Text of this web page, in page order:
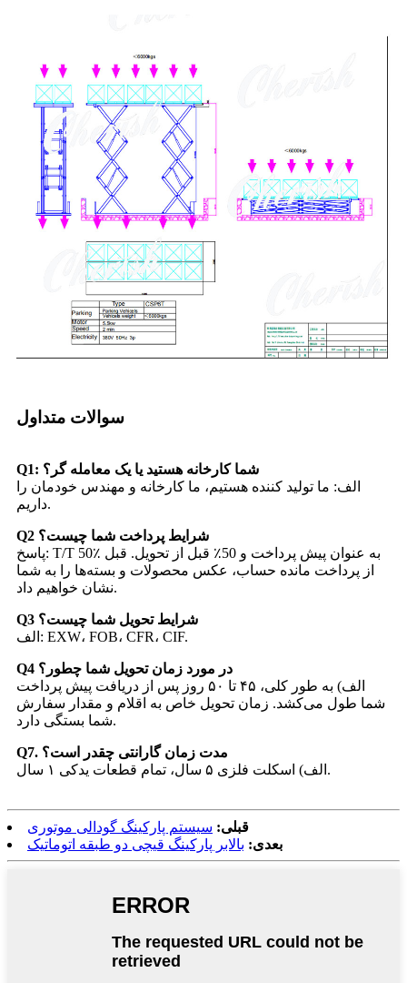
سوالات متداول
Q1: شما کارخانه هستید یا یک معامله گر؟
الف: ما تولید کننده هستیم، ما کارخانه و مهندس خودمان را
داریم.
Q2 شرایط پرداخت شما چیست؟
پاسخ: T/T 50٪ به عنوان پیش پرداخت و 50٪ قبل از تحویل. قبل
از پرداخت مانده حساب، عکس محصولات و بسته‌ها را به شما
نشان خواهیم داد.
Q3 شرایط تحویل شما چیست؟
الف: EXW، FOB، CFR، CIF.
Q4 در مورد زمان تحویل شما چطور؟
الف) به طور کلی، ۴۵ تا ۵۰ روز پس از دریافت پیش پرداخت
شما طول می‌کشد. زمان تحویل خاص به اقلام و مقدار سفارش
شما بستگی دارد.
Q7. مدت زمان گارانتی چقدر است؟
الف) اسکلت فلزی ۵ سال، تمام قطعات یدکی ۱ سال.
قبلی: سیستم پارکینگ گودالی موتوری
بعدی: بالابر پارکینگ قیچی دو طبقه اتوماتیک